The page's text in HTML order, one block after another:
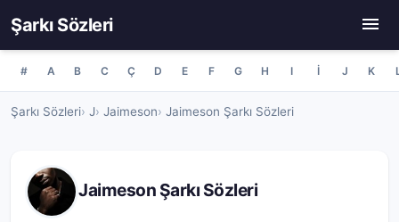
Şarkı Sözleri
# A B C Ç D E F G H I İ J K
Şarkı Sözleri J Jaimeson Jaimeson Şarkı Sözleri
Jaimeson Şarkı Sözleri